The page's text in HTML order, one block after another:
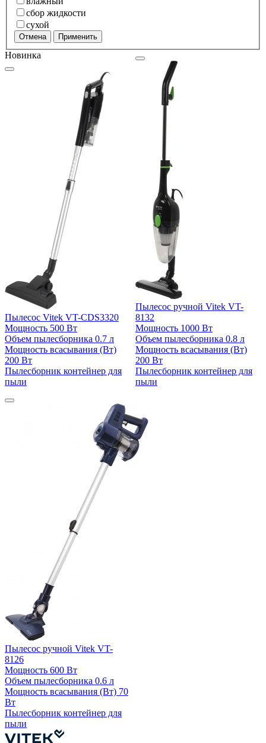
сбор жидкости
сухой
Отмена Применить
Новинка
Пылесос Vitek VT-CDS3320
Мощность 500 Вт
Объем пылесборника 0.7 л
Мощность всасывания (Вт)
200 Вт
Пылесборник контейнер для
пыли
Пылесос ручной Vitek VT-
8132
Мощность 1000 Вт
Объем пылесборника 0.8 л
Мощность всасывания (Вт)
200 Вт
Пылесборник контейнер для
пыли
Пылесос ручной Vitek VT-
8126
Мощность 600 Вт
Объем пылесборника 0.6 л
Мощность всасывания (Вт) 70
Вт
Пылесборник контейнер для
пыли